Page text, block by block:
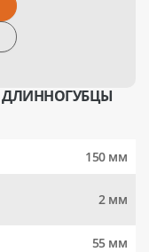
ДЛИННОГУБЦЫ
150 мм
2 мм
55 мм